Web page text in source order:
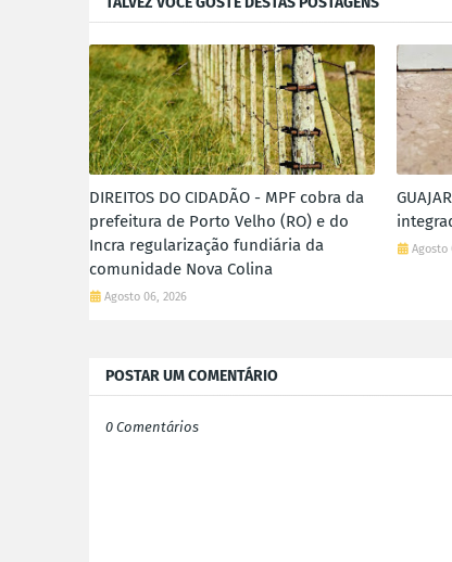
DIREITOS DO CIDADÃO - MPF cobra da
prefeitura de Porto Velho (RO) e do
Incra regularização fundiária da
comunidade Nova Colina
Agosto 06, 2026
Agosto
POSTAR UM COMENTÁRIO
0 Comentários